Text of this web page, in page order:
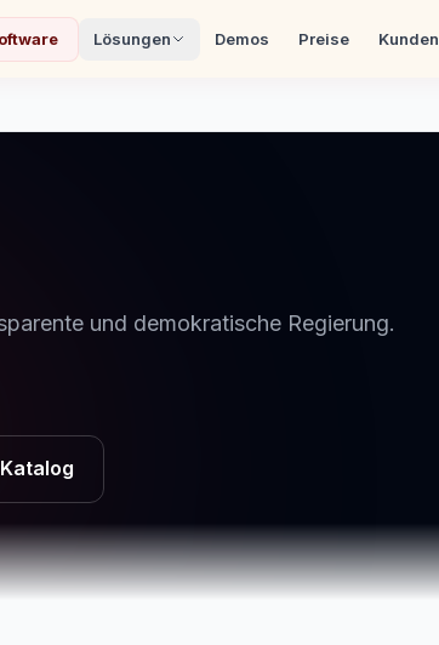
Lösungen Demos Preise Kunden
und demokratische Regierung.